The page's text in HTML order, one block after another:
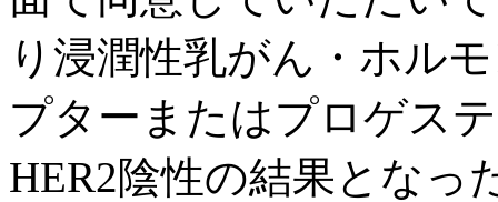
り浸潤性乳がん・ホル
プターまたはプロゲス
HER2陰性の結果となっ